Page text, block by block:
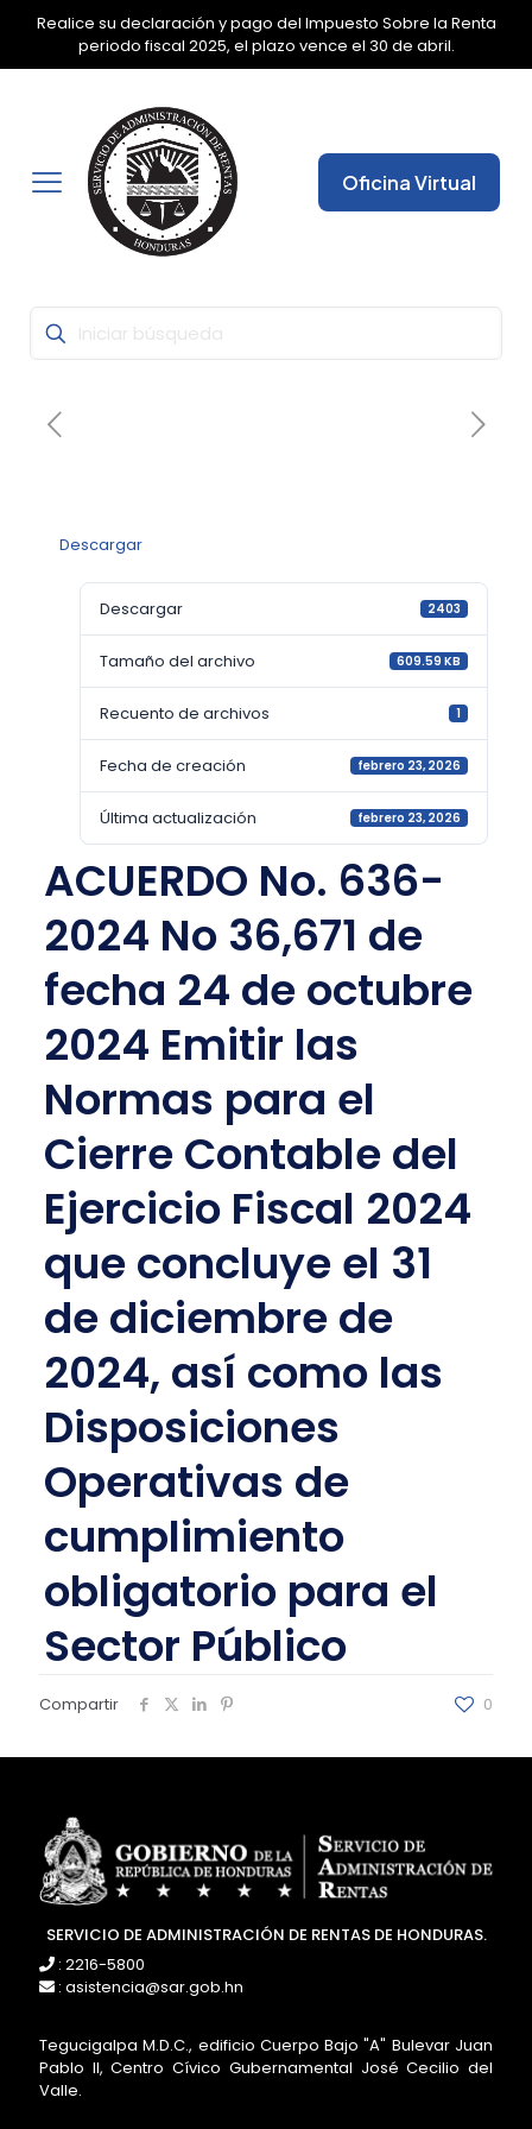
Realice su declaración y pago del Impuesto Sobre la Renta
periodo fiscal 2025, el plazo vence el 30 de abril.
✕
Oficina Virtual
Descargar
Descargar 2403
Tamaño del archivo 609.59 KB
Recuento de archivos 1
Fecha de creación febrero 23, 2026
Última actualización febrero 23, 2026
ACUERDO No. 636-
2024 No 36,671 de
fecha 24 de octubre
2024 Emitir las
Normas para el
Cierre Contable del
Ejercicio Fiscal 2024
que concluye el 31
de diciembre de
2024, así como las
Disposiciones
Operativas de
cumplimiento
obligatorio para el
Sector Público
Compartir 0
SERVICIO DE ADMINISTRACIÓN DE RENTAS DE HONDURAS.
: 2216-5800
: asistencia@sar.gob.hn
Tegucigalpa M.D.C., edificio Cuerpo Bajo "A" Bulevar Juan
Pablo II, Centro Cívico Gubernamental José Cecilio del
Valle.